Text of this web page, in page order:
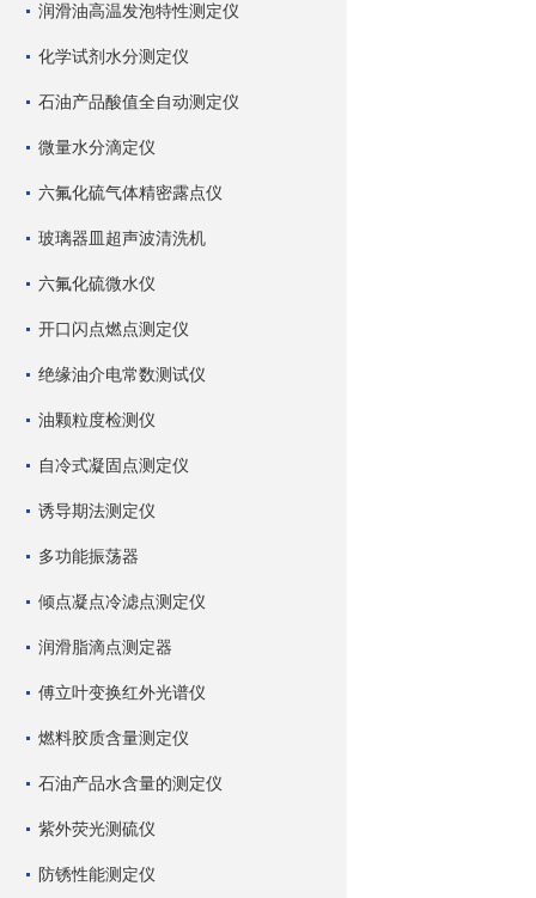
润滑油高温发泡特性测定仪
化学试剂水分测定仪
石油产品酸值全自动测定仪
微量水分滴定仪
六氟化硫气体精密露点仪
玻璃器皿超声波清洗机
六氟化硫微水仪
开口闪点燃点测定仪
绝缘油介电常数测试仪
油颗粒度检测仪
自冷式凝固点测定仪
诱导期法测定仪
多功能振荡器
倾点凝点冷滤点测定仪
润滑脂滴点测定器
傅立叶变换红外光谱仪
燃料胶质含量测定仪
石油产品水含量的测定仪
紫外荧光测硫仪
防锈性能测定仪